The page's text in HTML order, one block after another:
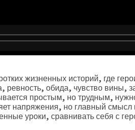
жизненных историй, где
ревность, обида, чувство
простым, но трудным,
напряжения, но главный
уроки, сравнивать себя с